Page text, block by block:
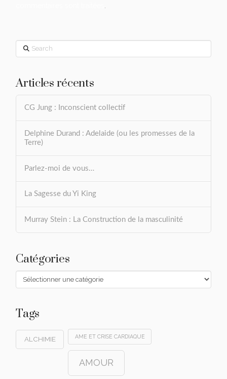
Search
Articles récents
CG Jung : Inconscient collectif
Delphine Durand : Adelaide (ou les promesses de la
Terre)
Parlez-moi de vous…
La Sagesse du Yi King
Murray Stein : La Construction de la masculinité
Catégories
Catégories
Tags
ALCHIMIE AME ET CRISE CARDIAQUE
AMOUR